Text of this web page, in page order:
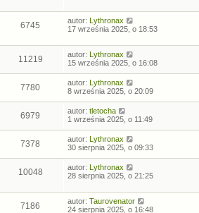
6745 autor: Lythronax
17 września 2025, o 18:53
11219 autor: Lythronax
15 września 2025, o 16:08
7780 autor: Lythronax
8 września 2025, o 20:09
6979 autor: tletocha
1 września 2025, o 11:49
7378 autor: Lythronax
30 sierpnia 2025, o 09:33
10048 autor: Lythronax
28 sierpnia 2025, o 21:25
7186 autor: Taurovenator
24 sierpnia 2025, o 16:48